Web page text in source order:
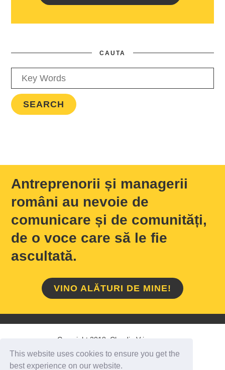
This website uses cookies to ensure you get the
best experience on our website.
CAUTA
Antreprenorii și managerii
români au nevoie de
comunicare și de comunități,
de o voce care să le fie
ascultată.
VINO ALĂTURI DE MINE!
Copyright 2018 Claudiu Vrinceanu
HOME / DESPRE MINE CONTACT